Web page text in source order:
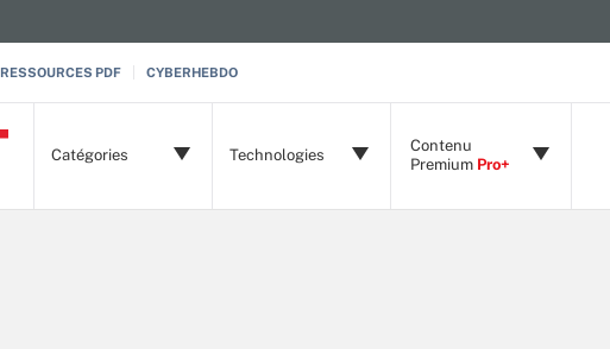
RESSOURCES PDF CYBERHEBDO
Catégories Technologies
Contenu
Premium Pro+